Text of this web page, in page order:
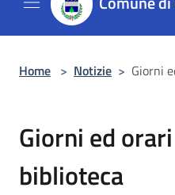
Home > Notizie > Giorni
Giorni ed
biblioteca